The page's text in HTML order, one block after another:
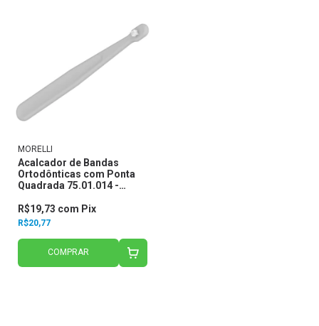
MORELLI
Acalcador de Bandas
Ortodônticas com Ponta
Quadrada 75.01.014 -
R$20,77
R$19,73 com Pix
COMPRAR